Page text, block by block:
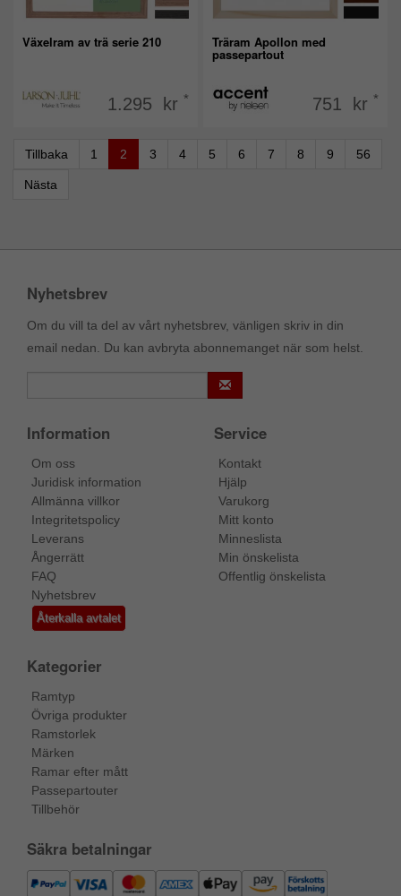
Växelram av trä serie 210
1.295 kr *
Träram Apollon med
passepartout
751 kr *
Tillbaka 1 2 3 4 5 6 7 8 9 56
Nästa
Nyhetsbrev
Om du vill ta del av vårt nyhetsbrev, vänligen skriv in din
email nedan. Du kan avbryta abonnemanget när som helst.
Information
Om oss
Juridisk information
Allmänna villkor
Integritetspolicy
Leverans
Ångerrätt
FAQ
Nyhetsbrev
Återkalla avtalet
Service
Kontakt
Hjälp
Varukorg
Mitt konto
Minneslista
Min önskelista
Offentlig önskelista
Kategorier
Ramtyp
Övriga produkter
Ramstorlek
Märken
Ramar efter mått
Passepartouter
Tillbehör
Säkra betalningar